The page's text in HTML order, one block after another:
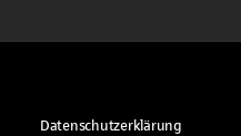
Datenschutzerklärung